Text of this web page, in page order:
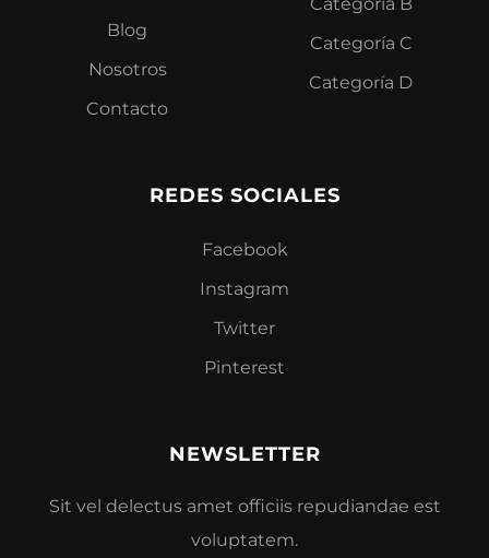
Blog
Nosotros
Contacto
Categoría C
Categoría D
REDES SOCIALES
Facebook
Instagram
Twitter
Pinterest
NEWSLETTER
Sit vel delectus amet officiis repudiandae est
voluptatem.